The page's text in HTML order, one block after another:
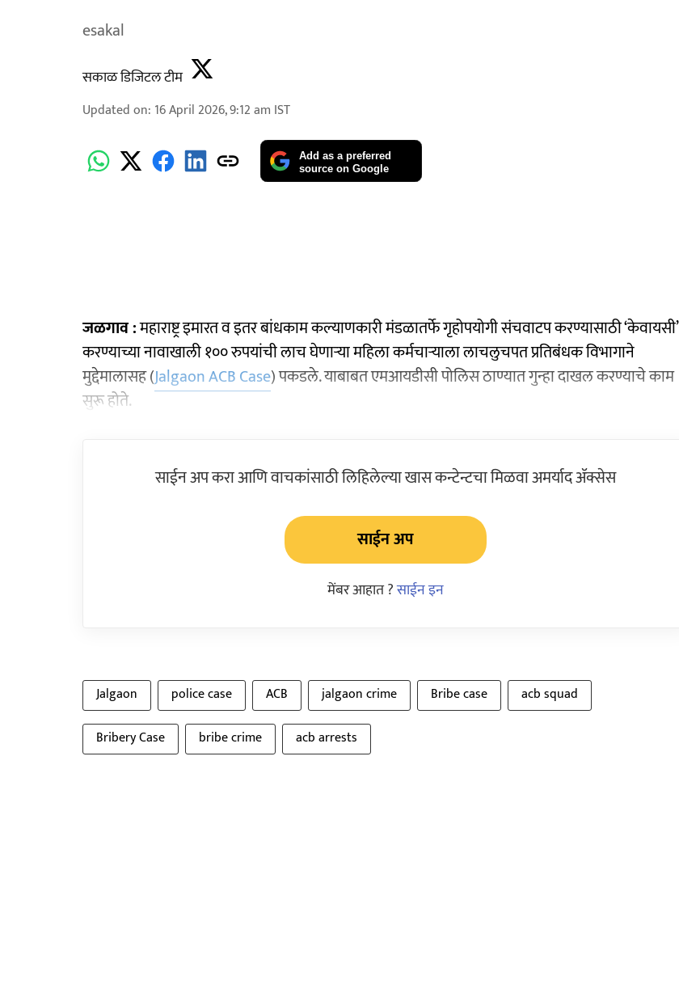
esakal
सकाळ डिजिटल टीम
Updated on: 16 April 2026, 9:12 am IST
Add as a preferred
source on Google
जळगाव :महाराष्ट्र इमारत व इतर बांधकाम कल्याणकारी मंडळातर्फे गृहोपयोगी संचवाटप करण्यासाठी ‘केवायसी’
करण्याच्या नावाखाली १०० रुपयांची लाच घेणाऱ्या महिला कर्मचाऱ्याला लाचलुचपत प्रतिबंधक विभागाने
मुद्देमालासह (Jalgaon ACB Case) पकडले. याबाबत एमआयडीसी पोलिस ठाण्यात गुन्हा दाखल करण्याचे काम
सुरू होते.
साईन अप करा आणि वाचकांसाठी लिहिलेल्या खास कन्टेन्टचा मिळवा अमर्याद ॲक्सेस
साईन अप
मेंबर आहात ?साईन इन
Jalgaon police case ACB jalgaon crime Bribe case
acb squad
Bribery Case
bribe crime acb arrests